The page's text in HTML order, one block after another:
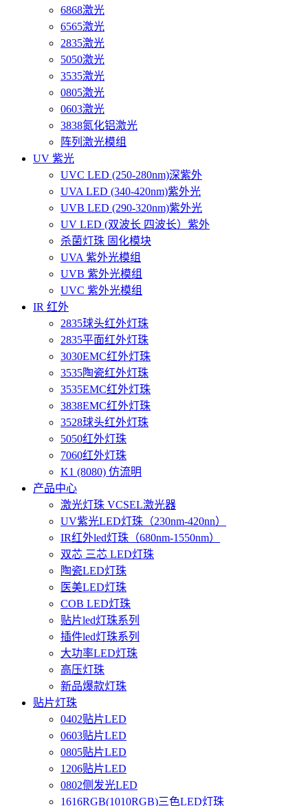
6868激光
6565激光
2835激光
5050激光
3535激光
0805激光
0603激光
3838氮化铝激光
阵列激光模组
UV 紫光
UVC LED (250-280nm)深紫外
UVA LED (340-420nm)紫外光
UVB LED (290-320nm)紫外光
UV LED (双波长 四波长）紫外
杀菌灯珠 固化模块
UVA 紫外光模组
UVB 紫外光模组
UVC 紫外光模组
IR 红外
2835球头红外灯珠
2835平面红外灯珠
3030EMC红外灯珠
3535陶瓷红外灯珠
3535EMC红外灯珠
3838EMC红外灯珠
3528球头红外灯珠
5050红外灯珠
7060红外灯珠
K1 (8080) 仿流明
产品中心
激光灯珠 VCSEL激光器
UV紫光LED灯珠（230nm-420nn）
IR红外led灯珠（680nm-1550nm）
双芯 三芯 LED灯珠
陶瓷LED灯珠
医美LED灯珠
COB LED灯珠
贴片led灯珠系列
插件led灯珠系列
大功率LED灯珠
高压灯珠
新品爆款灯珠
贴片灯珠
0402贴片LED
0603贴片LED
0805贴片LED
1206贴片LED
0802侧发光LED
1616RGB(1010RGB)三色LED灯珠